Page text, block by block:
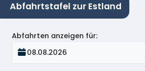
Abfahrtstafel zur Estland
Abfahrten anzeigen für:
08.08.2026